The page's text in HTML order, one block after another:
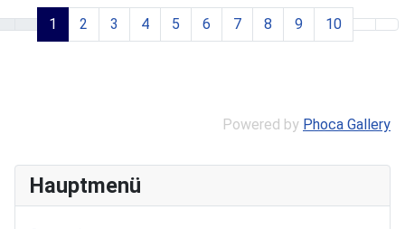
Hauptmenü
1 2 3 4 5 6 7 8 9 10
Powered by Phoca Gallery